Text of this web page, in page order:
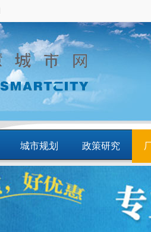
城市规划 政策研究
商圈